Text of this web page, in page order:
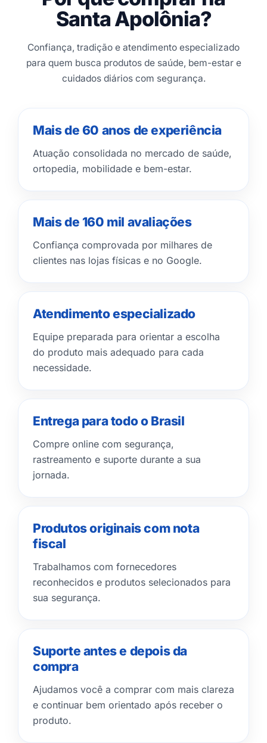
Santa Apolônia?
Confiança, tradição e atendimento especializado
para quem busca produtos de saúde, bem-estar e
cuidados diários com segurança.
Mais de 60 anos de experiência
Atuação consolidada no mercado de saúde,
ortopedia, mobilidade e bem-estar.
Mais de 160 mil avaliações
Confiança comprovada por milhares de
clientes nas lojas físicas e no Google.
Atendimento especializado
Equipe preparada para orientar a escolha
do produto mais adequado para cada
necessidade.
Entrega para todo o Brasil
Compre online com segurança,
rastreamento e suporte durante a sua
jornada.
Produtos originais com nota
fiscal
Trabalhamos com fornecedores
reconhecidos e produtos selecionados para
sua segurança.
Suporte antes e depois da
compra
Ajudamos você a comprar com mais clareza
e continuar bem orientado após receber o
produto.